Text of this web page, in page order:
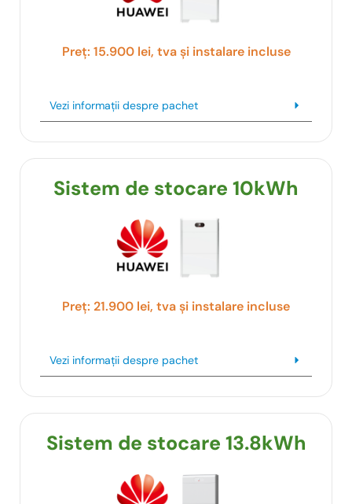
Preț: 15.900 lei, tva și instalare incluse
Vezi informații despre pachet
Sistem de stocare 10kWh
Preț: 21.900 lei, tva și instalare incluse
Vezi informații despre pachet
Sistem de stocare 13.8kWh